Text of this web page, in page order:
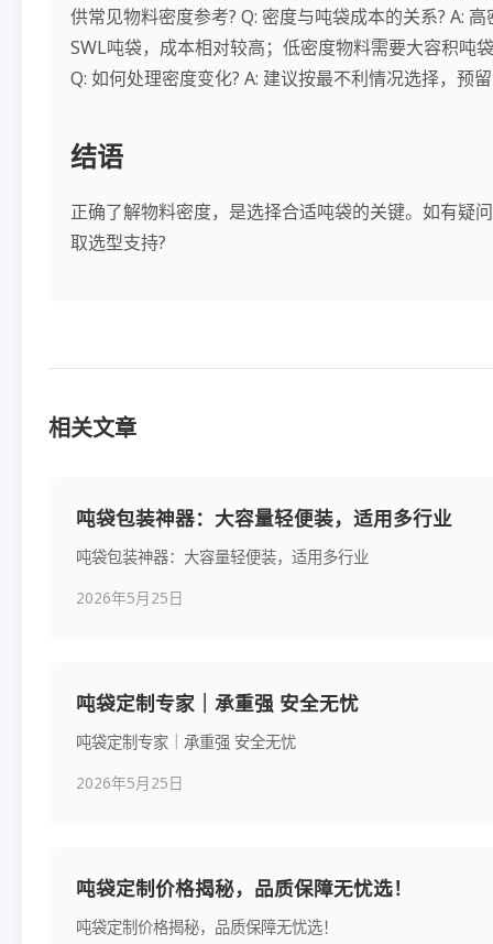
供常见物料密度参考? Q: 密度与吨袋成本的关系? A:
SWL吨袋，成本相对较高；低密度物料需要大容积吨
Q: 如何处理密度变化? A: 建议按最不利情况选择，预
结语
正确了解物料密度，是选择合适吨袋的关键。如有疑
取选型支持?
相关文章
吨袋包装神器：大容量轻便装，适用多行业
吨袋包装神器：大容量轻便装，适用多行业
2026年5月25日
吨袋定制专家｜承重强 安全无忧
吨袋定制专家｜承重强 安全无忧
2026年5月25日
吨袋定制价格揭秘，品质保障无忧选！
吨袋定制价格揭秘，品质保障无忧选！